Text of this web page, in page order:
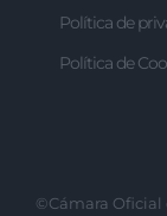
Política de
Política de
©Cámara Oficial